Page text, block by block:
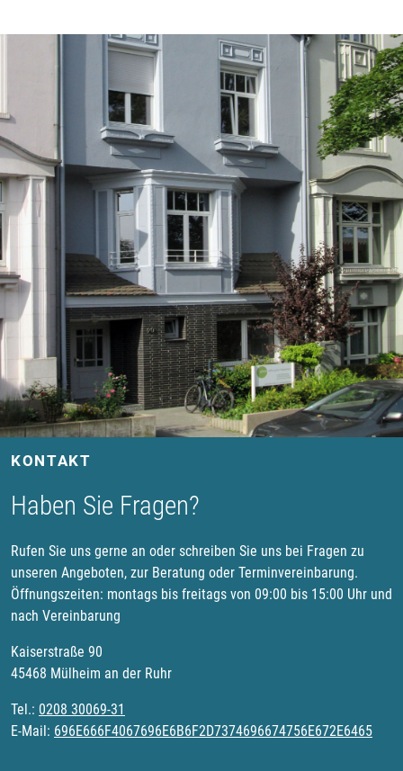
KONTAKT
Haben Sie Fragen?
Rufen Sie uns gerne an oder schreiben Sie uns bei Fragen zu
unseren Angeboten, zur Beratung oder Terminvereinbarung.
Öffnungszeiten: montags bis freitags von 09:00 bis 15:00 Uhr und
nach Vereinbarung
Kaiserstraße 90
45468 Mülheim an der Ruhr
Tel.: 0208 30069-31
E-Mail: 696E666F4067696E6B6F2D7374696674756E672E6465